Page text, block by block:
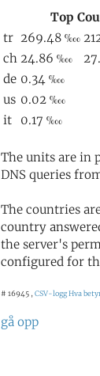
The units are in
DNS queries
The countries
country
the server's
configured for
# 16945 , CSV-loggHva
gå opp